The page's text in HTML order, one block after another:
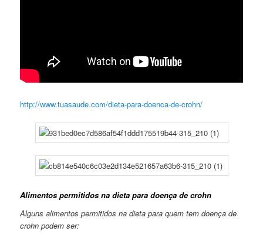
http://www.tuasaude.com/dieta-para-doenca-de-crohn/
Alimentos permitidos na dieta para doença de crohn
Alguns alimentos permitidos na dieta para quem tem doença de
crohn podem ser: